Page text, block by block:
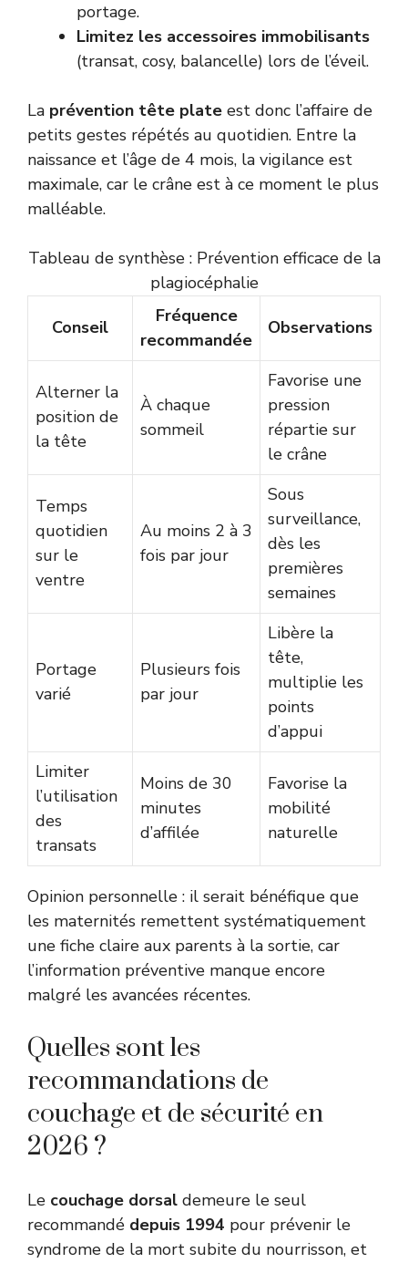
portage.
Limitez les accessoires immobilisants
(transat, cosy, balancelle) lors de l’éveil.
La prévention tête plate est donc l’affaire de
petits gestes répétés au quotidien. Entre la
naissance et l’âge de 4 mois, la vigilance est
maximale, car le crâne est à ce moment le plus
malléable.
Tableau de synthèse : Prévention efficace de la
plagiocéphalie
Conseil
Fréquence
recommandée
Observations
Alterner la
position de
la tête
À chaque
sommeil
Favorise une
pression
répartie sur
le crâne
Temps
quotidien
sur le
ventre
Au moins 2 à 3
fois par jour
Sous
surveillance,
dès les
premières
semaines
Portage
varié
Plusieurs fois
par jour
Libère la
tête,
multiplie les
points
d’appui
Limiter
l’utilisation
des
transats
Moins de 30
minutes
d’affilée
Favorise la
mobilité
naturelle
Opinion personnelle : il serait bénéfique que
les maternités remettent systématiquement
une fiche claire aux parents à la sortie, car
l’information préventive manque encore
malgré les avancées récentes.
Quelles sont les
recommandations de
couchage et de sécurité en
2026 ?
Le couchage dorsal demeure le seul
recommandé depuis 1994 pour prévenir le
syndrome de la mort subite du nourrisson, et